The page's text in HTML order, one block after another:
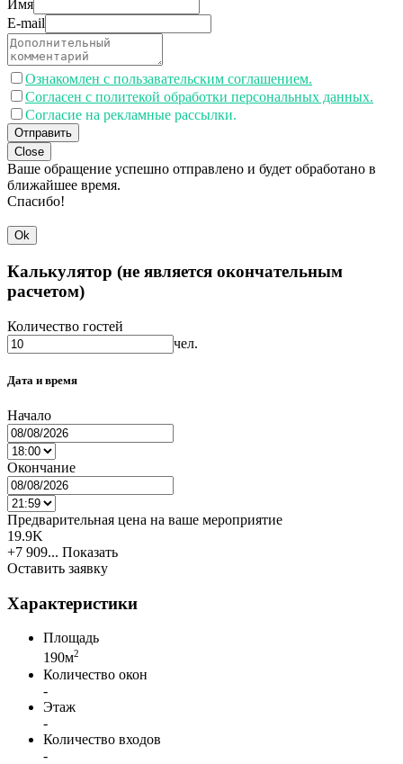
Имя
E-mail
Ознакомлен с пользавательским соглашением.
Согласен с политекой обработки персональных данных.
Согласие на рекламные рассылки.
Отправить
Close
Ваше обращение успешно отправлено и будет обработано в
ближайшее время.
Спасибо!
Ok
Калькулятор (не является окончательным
расчетом)
Количество гостей
чел.
Дата и время
Начало
Окончание
Предварительная цена на ваше мероприятие
19.9K
+7 909... Показать
Оставить заявку
Характеристики
Площадь
190м2
Количество окон
-
Этаж
-
Количество входов
-